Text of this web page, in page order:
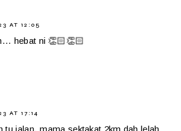
AT 12:05
hebat ni 👏🏻👏🏻
AT 17:14